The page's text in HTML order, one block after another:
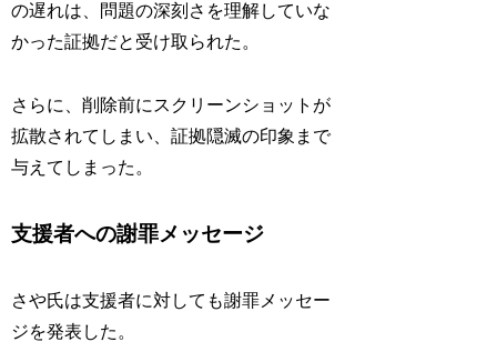
の遅れは、問題の深刻さを理解していな
かった証拠だと受け取られた。
さらに、削除前にスクリーンショットが
拡散されてしまい、証拠隠滅の印象まで
与えてしまった。
支援者への謝罪メッセージ
さや氏は支援者に対しても謝罪メッセー
ジを発表した。